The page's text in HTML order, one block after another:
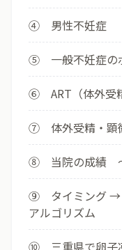
④ 男性不妊症
⑤ 一般不妊症の
⑥ ART（体外受
⑦ 体外受精・顕
⑧ 当院の成績
⑨ タイミング →
アルゴリズム
⑩ 三重県で卵子